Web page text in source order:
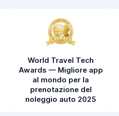
World Travel Tech
Awards — Migliore app
al mondo per la
prenotazione del
noleggio auto 2025